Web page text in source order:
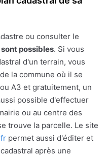
ou consulter le
possibles. Si vous
d'un terrain, vous
la commune où il se
A3 et gratuitement, un
possible d'effectuer
ou au centre des
trouve la parcelle. Le site
permet aussi d'éditer et
après une